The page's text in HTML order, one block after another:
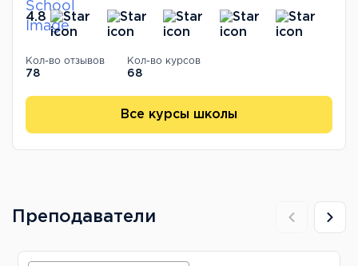
4.8
Кол-во отзывов
78
Кол-во курсов
68
Все курсы школы
Преподаватели